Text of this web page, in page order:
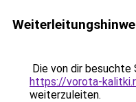
Die von dir besuchte
https://vorota-
weiterzuleiten.